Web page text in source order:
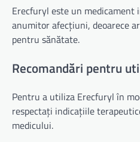
Erecfuryl este un
anumitor afecțiuni, deoarece
pentru sănătate.
Recomandări pentru
Pentru a utiliza Erecfuryl în
respectați indicațiile
medicului.